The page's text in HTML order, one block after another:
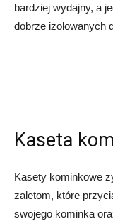
bardziej wydajny, a
dobrze izolowanych
Kaseta
Kasety kominkowe
zaletom, które
swojego kominka